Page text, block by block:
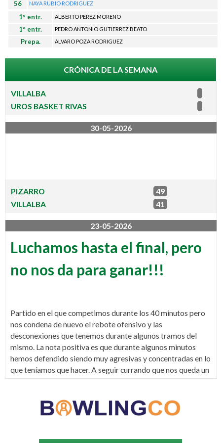
a
56 NAYA RUBIO RODRIGUEZ
1º entr. ALBERTO PEREZ MORENO
1º entr. PEDRO ANTONIO GUTIERREZ BEATO
Prepa. ALVARO POZA RODRIGUEZ
CRÓNICA DE LA SEMANA
VILLALBA
UROS BASKET RIVAS
30-05-2026
PIZARRO
49
VILLALBA
41
23-05-2026
Luchamos hasta el final, pero
no nos da para ganar!!!
Partido en el que competimos durante los 40 minutos pero
nos condena de nuevo el rebote ofensivo y las
desconexiones que tenemos durante algunos tramos del
mismo. La nota positiva es que durante algunos minutos
hemos defendido siendo muy agresivas y concentradas en lo
que teníamos que hacer. A seguir currando que nos queda un
partido más y ojalá podamos despedirnos de esta
DESTACADOS:Lis King